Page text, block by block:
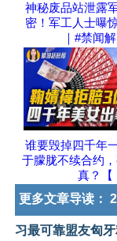
神秘废品站泄露
密！军工人士曝
｜#禁闻
谁要毁掉四千年
于朦胧不续合约
真？【
更多文章导读：
习最可靠盟友匈